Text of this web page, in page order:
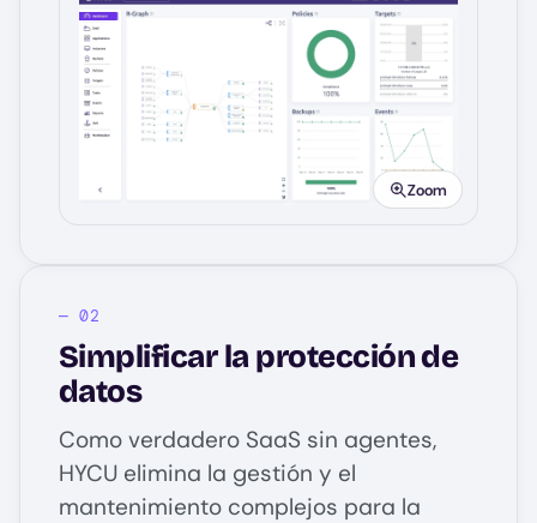
Image
Zoom
Simplificar la protección de
datos
Como verdadero SaaS sin agentes,
HYCU elimina la gestión y el
mantenimiento complejos para la